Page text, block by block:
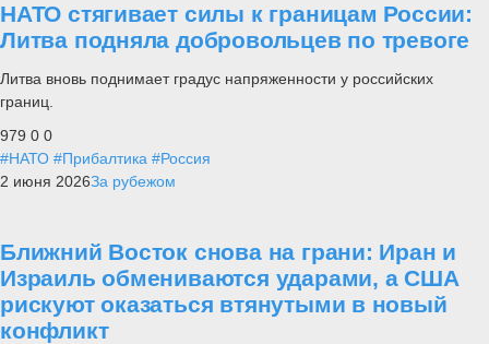
НАТО стягивает силы к границам России:
Литва подняла добровольцев по тревоге
Литва вновь поднимает градус напряженности у российских
границ.
979 0 0
#НАТО #Прибалтика #Россия
2 июня 2026За рубежом
Ближний Восток снова на грани: Иран и
Израиль обмениваются ударами, а США
рискуют оказаться втянутыми в новый
конфликт